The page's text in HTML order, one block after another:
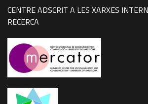
CENTRE ADSCRIT A LES XARXES
RECERCA